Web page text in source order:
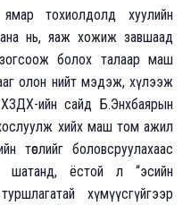
ямар тохиолдолд хуулийн
нь, яаж хожиж завшаад
болох талаар маш
олон нийт мэдэж, хүлээж
ийн сайд Б.Энхбаярын
хийх маш том ажил
төслийг боловсруулахаас
шатанд, ёстой л “эсийн
хүмүүсгүйгээр